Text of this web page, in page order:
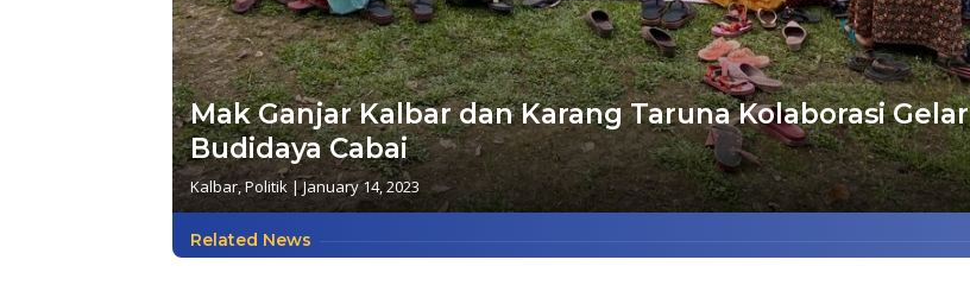
Mak Ganjar Kalbar dan Karang Taruna Kolaborasi Gelar
Budidaya Cabai
Kalbar,Politik|January 14, 2023
Related News